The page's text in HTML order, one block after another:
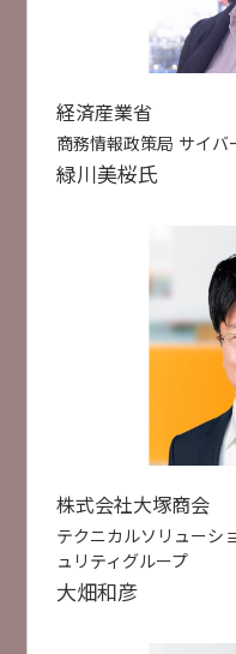
AI活用の落とし穴？
クとセキュリティ対
株式会社大塚商会
11:00 ~ 11:30
セキュリティ人材不
「プロアクティブ」
トレンドマイクロ
福田 俊介 氏
B42 ] 11:30 ~ 12:00
【評価制度対応】DX
セミナー検索
クラウド活用
建設
2月
選択し
経済産業省
商務情報政策局 サイバ
緑川美桜氏
株式会社大塚商会
テクニカルソリュー
ュリティグループ
大畑和彦